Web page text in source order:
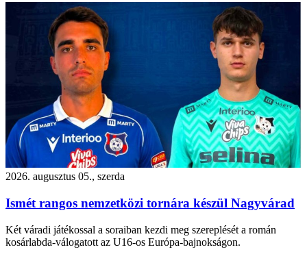
2026. augusztus 05., szerda
Ismét rangos nemzetközi tornára készül Nagyvárad
Két váradi játékossal a soraiban kezdi meg szereplését a román
kosárlabda-válogatott az U16-os Európa-bajnokságon.